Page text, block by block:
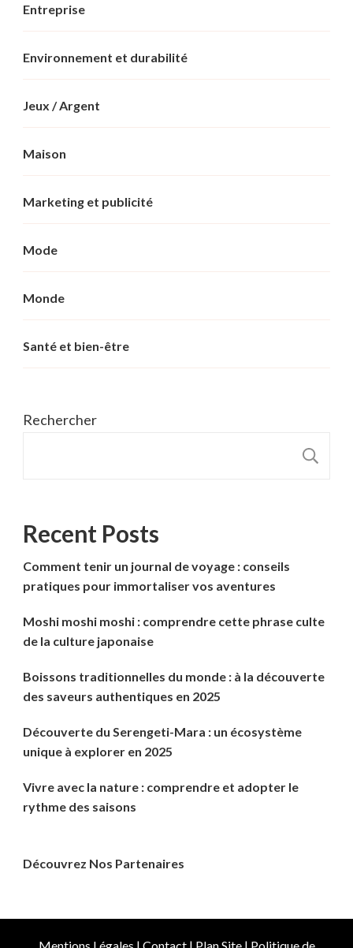
Entreprise
Environnement et durabilité
Jeux / Argent
Maison
Marketing et publicité
Mode
Monde
Santé et bien-être
Rechercher
Recent Posts
Comment tenir un journal de voyage : conseils
pratiques pour immortaliser vos aventures
Moshi moshi moshi : comprendre cette phrase culte
de la culture japonaise
Boissons traditionnelles du monde : à la découverte
des saveurs authentiques en 2025
Découverte du Serengeti-Mara : un écosystème
unique à explorer en 2025
Vivre avec la nature : comprendre et adopter le
rythme des saisons
Découvrez Nos Partenaires
Mentions Légales | Contact| Plan Site| Politique de